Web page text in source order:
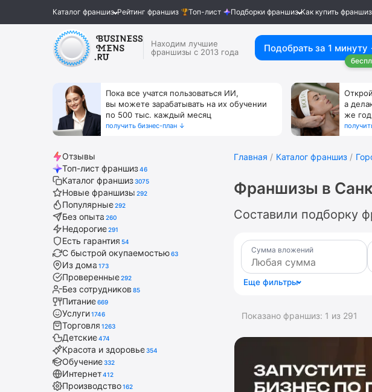
Каталог франшиз Рейтинг франшиз Топ-лист Подборки франшиз Как купить
Находим лучшие
франшизы с 2013 года
Подобрать за 1 минуту
Пока все учатся пользоваться ИИ,
вы можете зарабатывать на их обучении
по 500 тыс. каждый месяц
получить бизнес-план ↓
а
же
Отзывы
Топ-лист франшиз46
Каталог франшиз3075
Новые франшизы 292
Популярные292
Без опыта 260
Недорогие291
Есть гарантия 54
С быстрой окупаемостью63
Из дома 173
Проверенные292
Без сотрудников 85
Питание669
Услуги1746
Торговля 1263
Детские474
Красота и здоровье354
Обучение332
Интернет412
Производство162
Главная Каталог франшиз
Франшизы в
Составили подборку
Сумма вложений
Еще фильтры
Показано франшиз: 1 из 291